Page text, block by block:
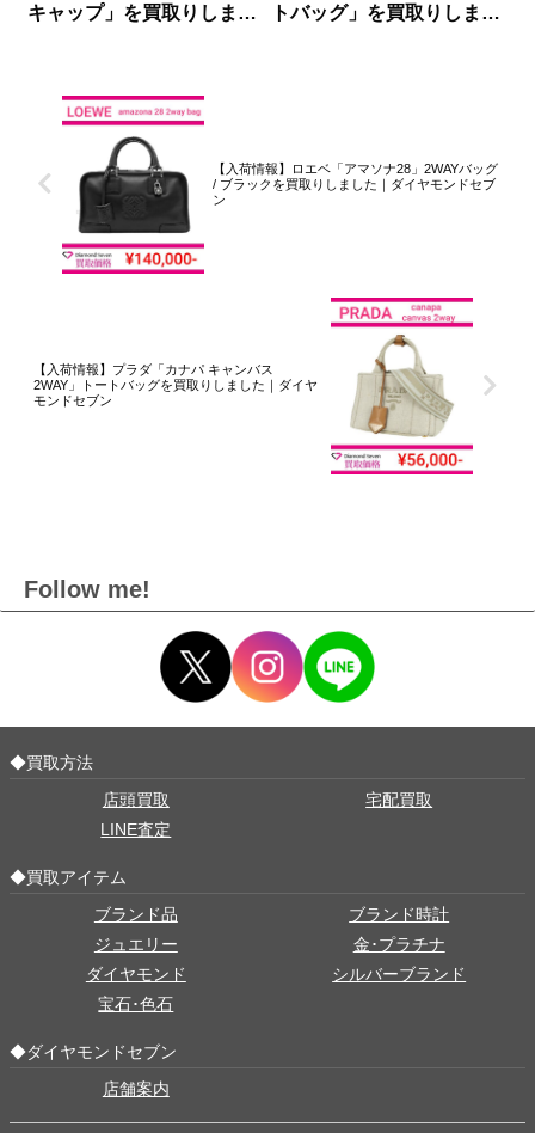
キャップ」を買取りしまし
トバッグ」を買取りしまし
【入荷情報】ロエベ「アマソナ28」2WAYバッグ
/ ブラックを買取りしました｜ダイヤモンドセブ
ン
【入荷情報】プラダ「カナパ キャンバス
2WAY」トートバッグを買取りしました｜ダイヤ
モンドセブン
Follow me!
◆買取方法
店頭買取
宅配買取
LINE査定
◆買取アイテム
ブランド品
ブランド時計
ジュエリー
金･プラチナ
ダイヤモンド
シルバーブランド
宝石･色石
◆ダイヤモンドセブン
店舗案内